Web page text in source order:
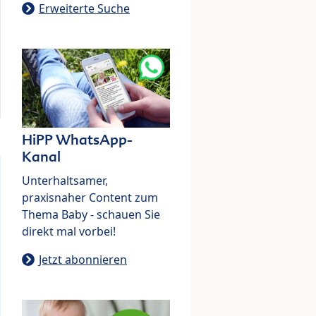
Erweiterte Suche
HiPP WhatsApp-
Kanal
Unterhaltsamer,
praxisnaher Content zum
Thema Baby - schauen Sie
direkt mal vorbei!
Jetzt abonnieren